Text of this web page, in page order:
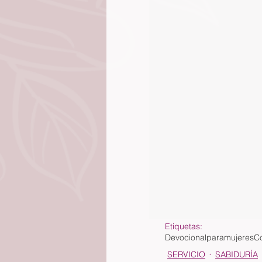
Etiquetas:
Devocionalparamujeres
SERVICIO
SABIDURÍA